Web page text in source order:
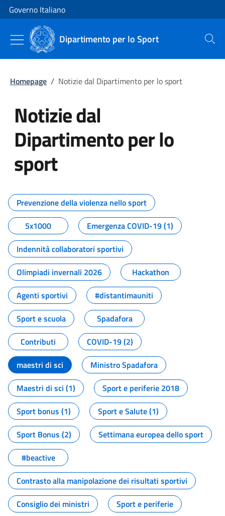
Vai al contenuto
Vai alla navigazione del sito
Governo Italiano
Dipartimento per lo Sport Cerca
Homepage / Notizie dal Dipartimento per lo sport
Notizie dal
Dipartimento per lo
sport
Tutti i contenuti della pagina
Prevenzione della violenza nello sport
5x1000
Emergenza COVID-19 (1)
Indennità collaboratori sportivi
Olimpiadi invernali 2026
Hackathon
Agenti sportivi
#distantimauniti
Sport e scuola
Spadafora
Contributi
COVID-19 (2)
maestri di sci
Ministro Spadafora
Maestri di sci (1)
Sport e periferie 2018
Sport bonus (1)
Sport e Salute (1)
Sport Bonus (2)
Settimana europea dello sport
#beactive
Contrasto alla manipolazione dei risultati sportivi
Consiglio dei ministri
Sport e periferie